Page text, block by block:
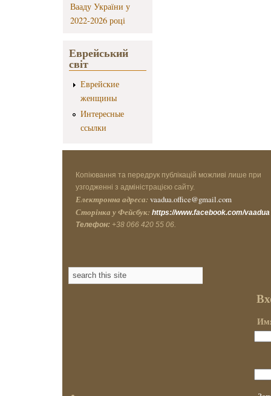
Вааду України у
2022-2026 році
Еврейський
світ
Еврейские
женщины
Интересные
ссылки
Копіювання та передрук публікацій можливі лише при
узгодженні з адміністрацією сайту.
Електронна адреса: vaadua.office@gmail.com
Сторінка у Фейсбук: https://www.facebook.com/vaadua
Телефон: +38 066 420 55 06.